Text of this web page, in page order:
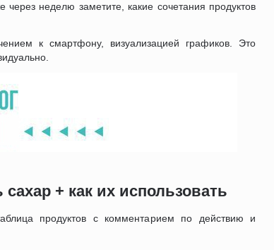
неделю заметите, какие сочетания продуктов
к смартфону, визуализацией графиков. Это
+ как их использовать
продуктов с комментарием по действию и